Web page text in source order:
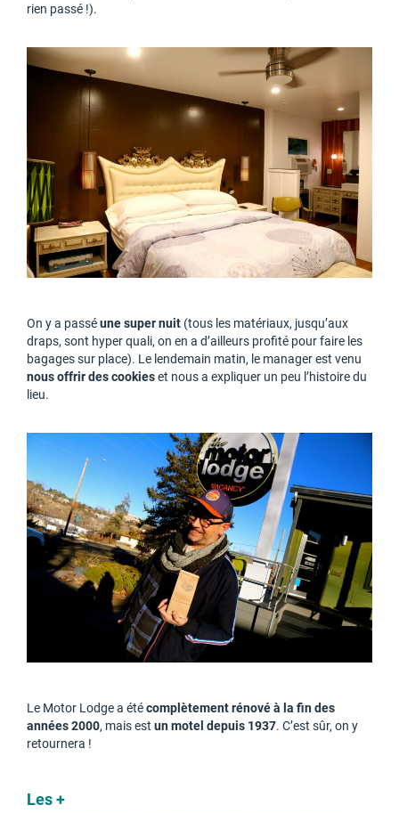
rien passé !).
On y a passéune super nuit (tous les matériaux, jusqu’aux
draps, sont hyper quali, on en a d’ailleurs profité pour faire les
bagages sur place). Le lendemain matin, le manager est venu
nous offrir des cookieset nous a expliquer un peu l’histoire du
lieu.
Le Motor Lodge a étécomplètement rénové à la fin des
années 2000, mais est un motel depuis 1937. C’est sûr, on y
retournera !
Les +